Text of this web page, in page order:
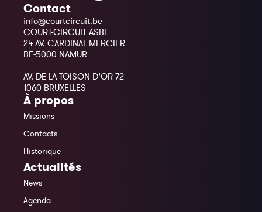
Contact
info@courtcircuit.be
COURT-CIRCUIT ASBL
24 AV. CARDINAL MERCIER
BE-5000 NAMUR
–
AV. DE LA TOISON D’OR 72
1060 BRUXELLES
À propos
Missions
Contacts
Historique
Actualités
News
Agenda